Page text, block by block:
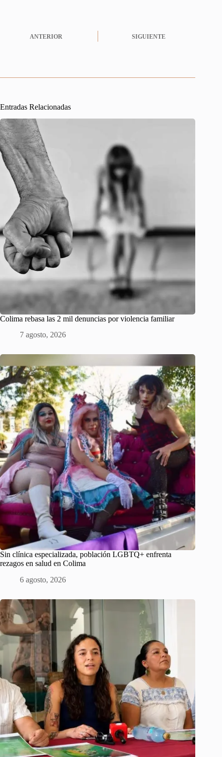
ANTERIOR SIGUIENTE
Entradas Relacionadas
Colima rebasa las 2 mil denuncias por violencia familiar
7 agosto, 2026
Sin clínica especializada, población LGBTQ+ enfrenta
rezagos en salud en Colima
6 agosto, 2026